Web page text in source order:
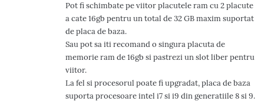
e
:
Pot fi schimbate pe viitor placutele ram cu 2 placute
a cate 16gb pentru un total de 32 GB maxim suportat
de placa de baza.
Sau pot sa iti recomand o singura placuta de
memorie ram de 16gb si pastrezi un slot liber pentru
viitor.
La fel si procesorul poate fi upgradat, placa de baza
suporta procesoare intel i7 si i9 din generatiile 8 si 9.